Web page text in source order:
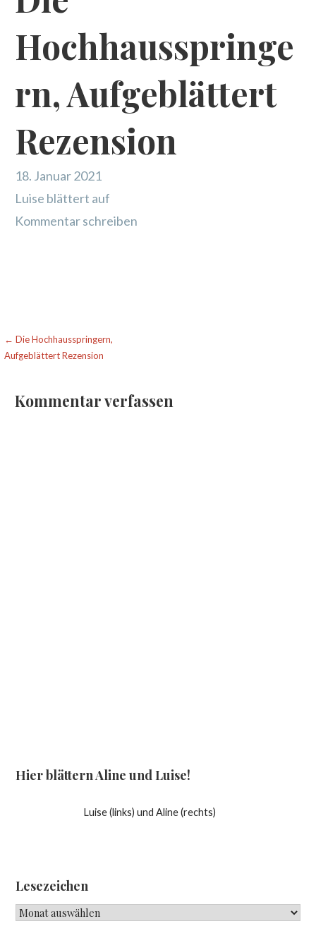
Hochhausspringe
rn, Aufgeblättert
Rezension
18. Januar 2021
Luise blättert auf
Kommentar schreiben
Beitragsnavigation
← Die Hochhausspringern,
Aufgeblättert Rezension
Kommentar verfassen
Hier blättern Aline und Luise!
Luise (links) und Aline (rechts)
Lesezeichen
Lesezeichen